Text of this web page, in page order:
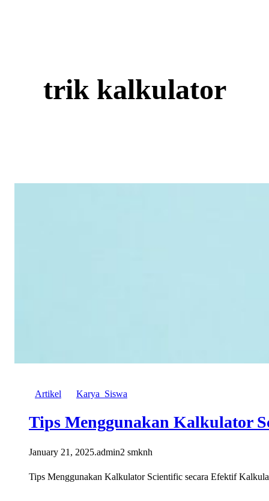
trik kalkulator
Artikel Karya_Siswa
Tips Menggunakan Kalkulator
January 21, 2025.admin2 smknh
Tips Menggunakan Kalkulator Scientific secara Efektif